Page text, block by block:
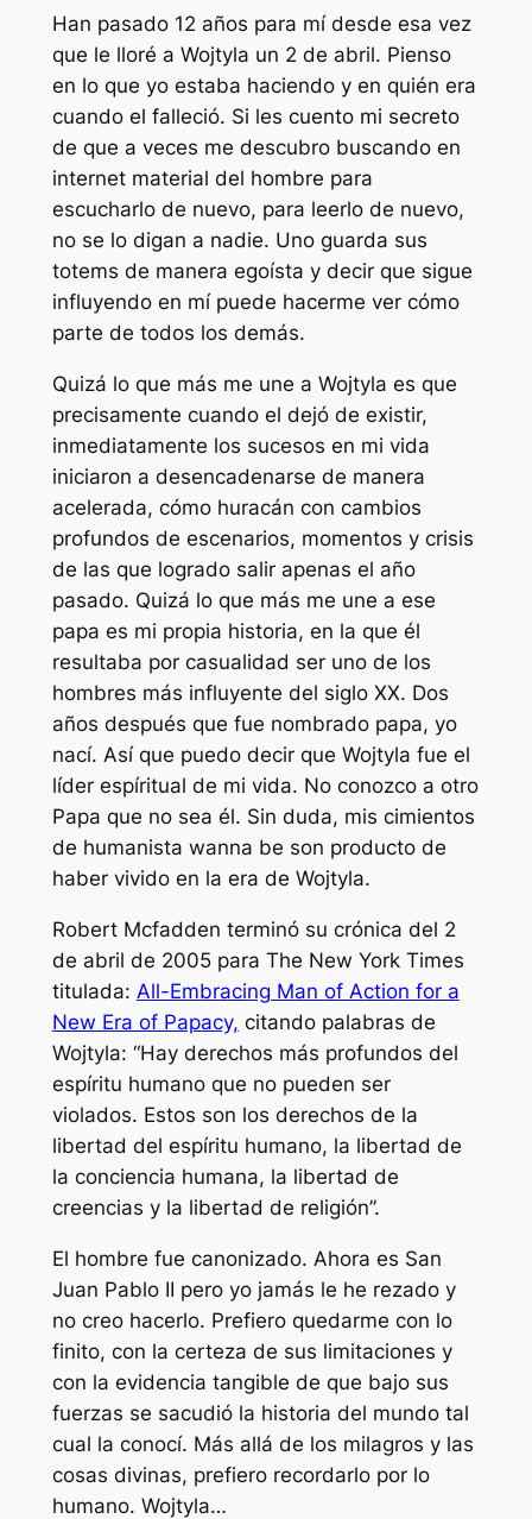
Han pasado 12 años para mí desde esa vez
que le lloré a Wojtyla un 2 de abril. Pienso
en lo que yo estaba haciendo y en quién era
cuando el falleció. Si les cuento mi secreto
de que a veces me descubro buscando en
internet material del hombre para
escucharlo de nuevo, para leerlo de nuevo,
no se lo digan a nadie. Uno guarda sus
totems de manera egoísta y decir que sigue
influyendo en mí puede hacerme ver cómo
parte de todos los demás.
Quizá lo que más me une a Wojtyla es que
precisamente cuando el dejó de existir,
inmediatamente los sucesos en mi vida
iniciaron a desencadenarse de manera
acelerada, cómo huracán con cambios
profundos de escenarios, momentos y crisis
de las que logrado salir apenas el año
pasado. Quizá lo que más me une a ese
papa es mi propia historia, en la que él
resultaba por casualidad ser uno de los
hombres más influyente del siglo XX. Dos
años después que fue nombrado papa, yo
nací. Así que puedo decir que Wojtyla fue el
líder espíritual de mi vida. No conozco a otro
Papa que no sea él. Sin duda, mis cimientos
de humanista wanna be son producto de
haber vivido en la era de Wojtyla.
Robert Mcfadden terminó su crónica del 2
de abril de 2005 para The New York Times
titulada: All-Embracing Man of Action for a
New Era of Papacy, citando palabras de
Wojtyla: “Hay derechos más profundos del
espíritu humano que no pueden ser
violados. Estos son los derechos de la
libertad del espíritu humano, la libertad de
la conciencia humana, la libertad de
creencias y la libertad de religión”.
El hombre fue canonizado. Ahora es San
Juan Pablo II pero yo jamás le he rezado y
no creo hacerlo. Prefiero quedarme con lo
finito, con la certeza de sus limitaciones y
con la evidencia tangible de que bajo sus
fuerzas se sacudió la historia del mundo tal
cual la conocí. Más allá de los milagros y las
cosas divinas, prefiero recordarlo por lo
humano. Wojtyla…